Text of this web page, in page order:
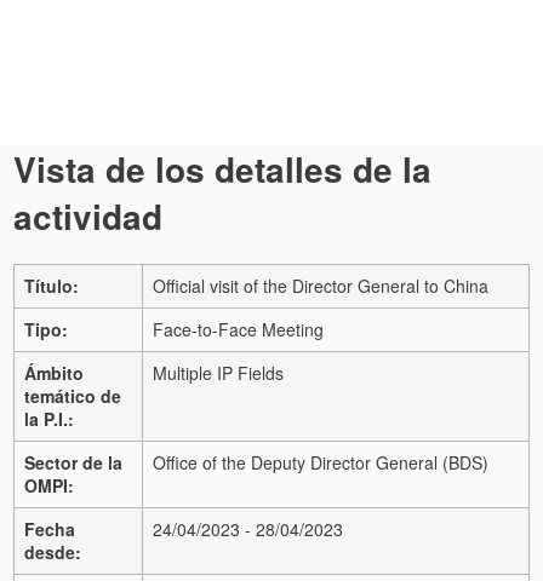
Vista de los detalles de la
actividad
Título:
Official visit of the Director General to China
Tipo:
Face-to-Face Meeting
Ámbito
temático de
la P.I.:
Multiple IP Fields
Sector de la
OMPI:
Office of the Deputy Director General (BDS)
Fecha
desde:
24/04/2023 - 28/04/2023